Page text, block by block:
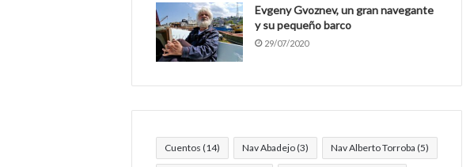
Evgeny Gvoznev, un gran navegante
y su pequeño barco
29/07/2020
Cuentos (14) Nav Abadejo(3) Nav Alberto Torroba (5)